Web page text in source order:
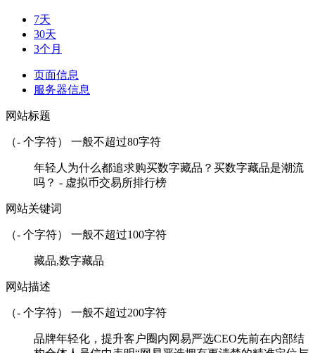
7天
30天
3个月
页面信息
服务器信息
网站标题
（- 个字符） 一般不超过80字符
年轻人为什么都追求购买数字藏品？买数字藏品是潮流
吗？ - 虚拟币交易所排行榜
网站关键词
（- 个字符） 一般不超过100字符
藏品,数字藏品
网站描述
（- 个字符） 一般不超过200字符
品牌年轻化，提升客户圈内网易严选CEO先前在内部结